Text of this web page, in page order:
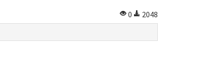
0
2048